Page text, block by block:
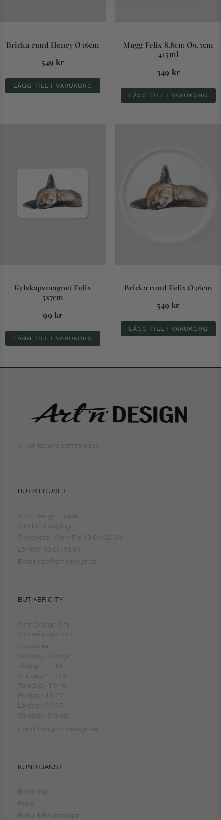
Bricka rund Henry Ø36cm
549 kr
LÄGG TILL I VARUKORG
Mugg Felix 8,8cm Ø9,5cm
415ml
349 kr
LÄGG TILL I VARUKORG
Kylskåpsmagnet Felix
5x7cm
99 kr
LÄGG TILL I VARUKORG
Bricka rund Felix Ø36cm
549 kr
LÄGG TILL I VARUKORG
Vi kan konsten att rama in!
BUTIK I-HUSET
Art'n'Design i-huset
Tornby Linköping
Öppetider: Mån– Fre 10.00–20.00
Lör-Sön 10.00-18.00
Email: info@artndesign.se
BUTIKER CITY
Art'n'Design City
Tanneforsgatan 3
Öppetider:
Måndag - Stängt
Tisdag - 11-18
Onsdag - 11-18
Torsdag - 11-18
Fredag - 11-17
Lördag - 11-15
Söndag - Stängt
Email: info@artndesign.se
KUNDTJÄNST
Betalning
Frakt
Retur & Reklamation